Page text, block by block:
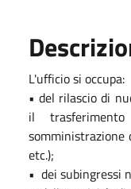
L'ufficio si occupa:
• del rilascio di
il
somministrazione
etc.);
• dei subingressi